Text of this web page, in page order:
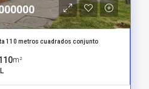
110 metros cuadrados conjunto
m²